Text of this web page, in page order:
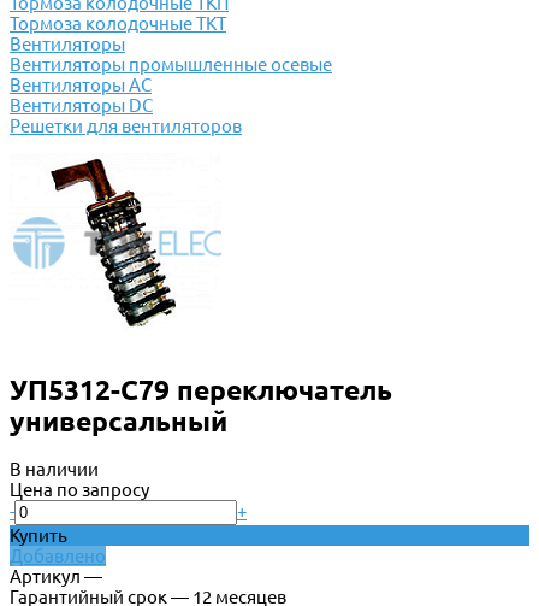
Тормоза колодочные ТКТ
Вентиляторы
Вентиляторы промышленные осевые
Вентиляторы АС
Вентиляторы DC
Решетки для вентиляторов
УП5312-С79 переключатель
универсальный
В наличии
Цена по запросу
-
+
Купить
Добавлено
Артикул —
Гарантийный срок — 12 месяцев